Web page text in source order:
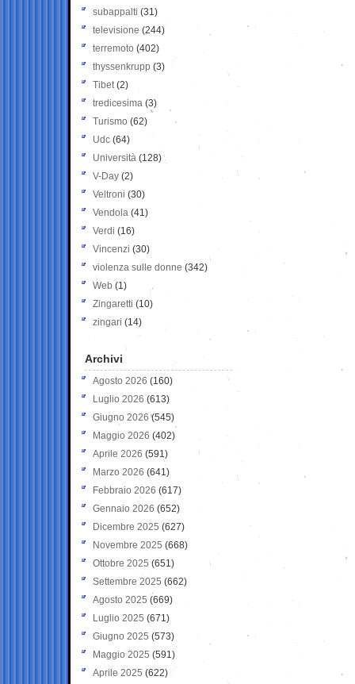
subappalti (31)
televisione(244)
terremoto (402)
thyssenkrupp (3)
Tibet(2)
tredicesima (3)
Turismo (62)
Udc (64)
Università (128)
V-Day (2)
Veltroni (30)
Vendola (41)
Verdi (16)
Vincenzi (30)
violenza sulle donne (342)
Web (1)
Zingaretti (10)
zingari (14)
Archivi
Agosto 2026 (160)
Luglio 2026 (613)
Giugno 2026 (545)
Maggio 2026 (402)
Aprile 2026 (591)
Marzo 2026 (641)
Febbraio 2026 (617)
Gennaio 2026 (652)
Dicembre 2025 (627)
Novembre 2025 (668)
Ottobre 2025 (651)
Settembre 2025 (662)
Agosto 2025 (669)
Luglio 2025 (671)
Giugno 2025 (573)
Maggio 2025 (591)
Aprile 2025 (622)